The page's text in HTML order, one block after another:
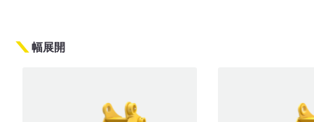
幅展開